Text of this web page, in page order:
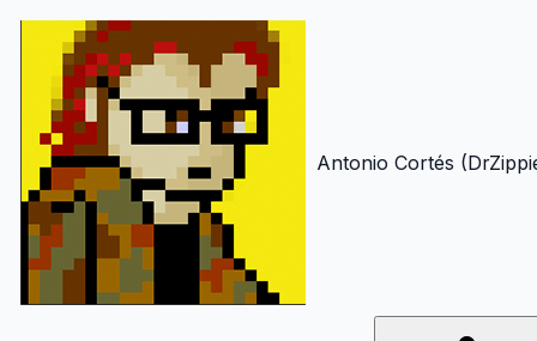
Antonio Cortés